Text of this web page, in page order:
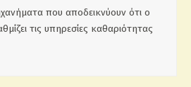
που αποδεικνύουν ότι ο
τις υπηρεσίες καθαριότητας